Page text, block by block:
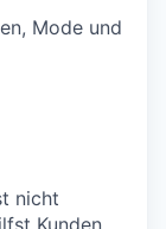
Mode und
nicht
Kunden